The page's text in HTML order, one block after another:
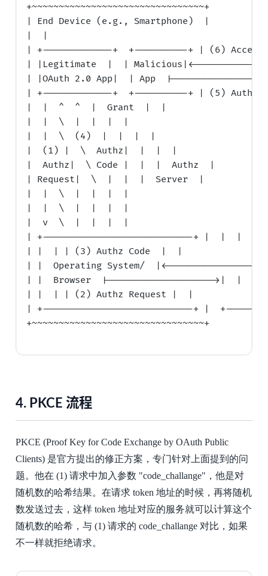
+~~~~~~~~~~~~~~~~~~~~~~~~~~~~~~~~+
| End Device (e.g., Smartphone)  |
|  |
| +-------------+  +----------+ | (6) Access
| |Legitimate  |  |
| |OAuth 2.0 App|  | App
| +-------------+  +----------+ | (5)
|  |  ^  ^  |  Grant  |  |
|  |  \  |  |  |  |
|  |  \  (4)  |  |  |  |
|  (1) |  \  Authz|  |  |  |
|  Authz|  \ Code |  |  |  Authz  |
| Request|  \  |  |  |  Server  |
|  |  \  |  |  |  |
|  |  \  |  |  |  |
|  v  \  |  |  |  |
| +----------------------------+ |  |  |
| |  | | (3) Authz Code  |  |
| |  Operating System/
| |  Browser  |-------------------->|  |
| |  | | (2) Authz Request |  |
| +----------------------------+ |
+~~~~~~~~~~~~~~~~~~~~~~~~~~~~~~~~+
4.PKCE 流程
PKCE (Proof Key for Code Exchange by OAuth Public
Clients) 是官方提出的修正方案，专门针对上面提到的问
题。他在 (1) 请求中加入参数 "code_challange"，他是对
随机数的哈希结果。在请求 token 地址的时候，再将随机
数发送过去，这样 token 地址对应的服务就可以计算这个
随机数的哈希，与 (1) 请求的 code_challange 对比，如果
不一样就拒绝请求。